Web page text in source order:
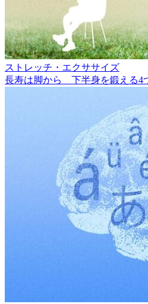
ストレッチ・エクササイズ
長寿は脚から 下半身を鍛える4